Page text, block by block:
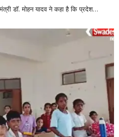
डॉ. मोहन यादव ने कहा है कि प्रदेश…